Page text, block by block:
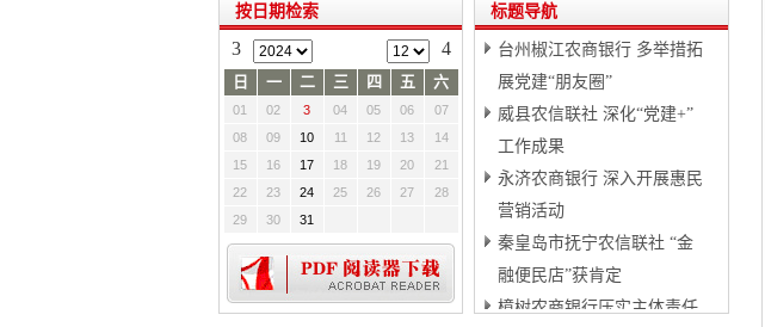
标题导航
台州椒江农商银行 多举措拓
展党建“朋友圈”
威县农信联社 深化“党建+”
工作成果
永济农商银行 深入开展惠民
营销活动
秦皇岛市抚宁农信联社 “金
融便民店”获肯定
樟树农商银行压实主体责任
按日期检索
3 4
日 一 二 三 四 五 六
01 02 3 04 05 06
07
08
09 10 11 12 13
14
15
16 17 18 19 20
21
22
23 24 25 26 27
28
29
30 31